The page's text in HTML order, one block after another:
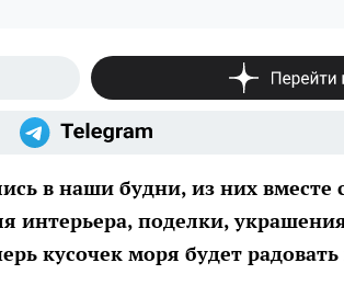
в наши будни, из них вместе
интерьера, поделки,
кусочек моря будет